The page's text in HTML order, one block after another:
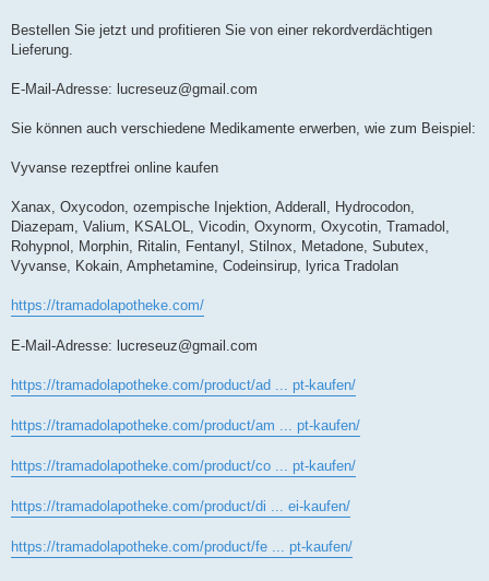
Bestellen Sie jetzt und profitieren Sie von einer rekordverdächtigen
Lieferung.
E-Mail-Adresse: lucreseuz@gmail.com
Sie können auch verschiedene Medikamente erwerben, wie zum Beispiel:
Vyvanse rezeptfrei online kaufen
Xanax, Oxycodon, ozempische Injektion, Adderall, Hydrocodon,
Diazepam, Valium, KSALOL, Vicodin, Oxynorm, Oxycotin, Tramadol,
Rohypnol, Morphin, Ritalin, Fentanyl, Stilnox, Metadone, Subutex,
Vyvanse, Kokain, Amphetamine, Codeinsirup, lyrica Tradolan
https://tramadolapotheke.com/
E-Mail-Adresse: lucreseuz@gmail.com
https://tramadolapotheke.com/product/ad ... pt-kaufen/
https://tramadolapotheke.com/product/am ... pt-kaufen/
https://tramadolapotheke.com/product/co ... pt-kaufen/
https://tramadolapotheke.com/product/di ... ei-kaufen/
https://tramadolapotheke.com/product/fe ... pt-kaufen/